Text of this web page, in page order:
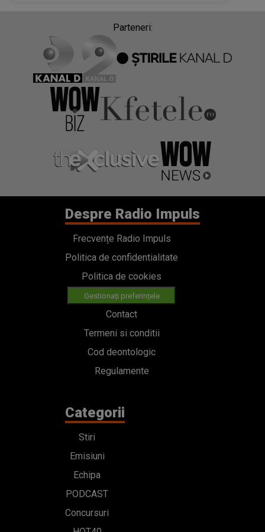
Parteneri:
Despre Radio Impuls
Frecvențe Radio Impuls
Politica de confidentialitate
Politica de cookies
Gestionați preferințele
Contact
Termeni si conditii
Cod deontologic
Regulamente
Categorii
Stiri
Emisiuni
Echipa
PODCAST
Concursuri